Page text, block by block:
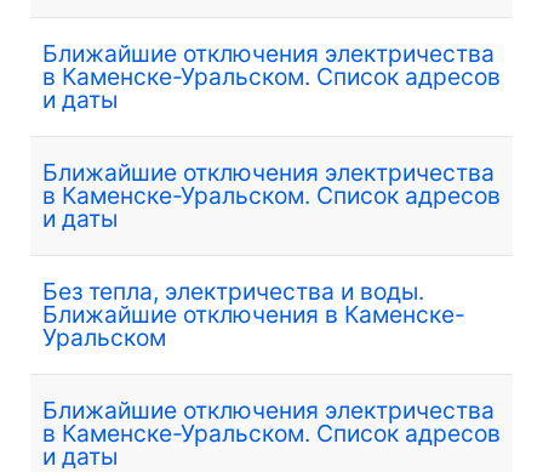
Ближайшие отключения электричества
в Каменске-Уральском. Список адресов
и даты
Ближайшие отключения электричества
в Каменске-Уральском. Список адресов
и даты
Без тепла, электричества и воды.
Ближайшие отключения в Каменске-
Уральском
Ближайшие отключения электричества
в Каменске-Уральском. Список адресов
и даты